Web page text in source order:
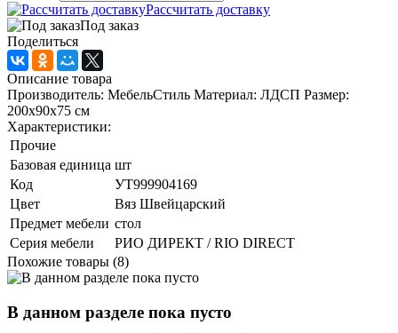
Рассчитать доставку
Под заказ
Поделиться
Описание товара
Производитель: МебельСтиль Материал: ЛДСП Размер:
200х90х75 см
Характеристики:
Прочие
Базовая единица шт
Код
УТ999904169
Цвет
Вяз Швейцарский
Предмет мебели стол
Серия мебели
РИО ДИРЕКТ / RIO DIRECT
Похожие товары (8)
В данном разделе пока пусто